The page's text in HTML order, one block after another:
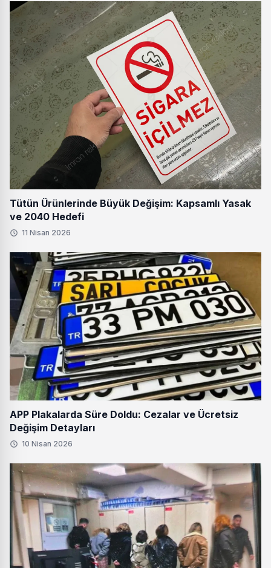
Tütün Ürünlerinde Büyük Değişim: Kapsamlı Yasak
ve 2040 Hedefi
11 Nisan 2026
APP Plakalarda Süre Doldu: Cezalar ve Ücretsiz
Değişim Detayları
10 Nisan 2026